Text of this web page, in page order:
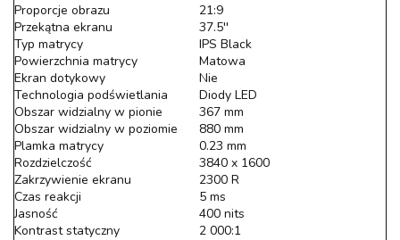
Proporcje obrazu
21:9
Przekątna ekranu
37.5''
Typ matrycy
IPS Black
Powierzchnia matrycy
Matowa
Ekran dotykowy
Nie
Technologia podświetlania
Diody LED
Obszar widzialny w pionie
367 mm
Obszar widzialny w poziomie
880 mm
Plamka matrycy
0.23 mm
Rozdzielczość
3840 x 1600
Zakrzywienie ekranu
2300 R
Czas reakcji
5 ms
Jasność
400 nits
Kontrast statyczny
2 000:1